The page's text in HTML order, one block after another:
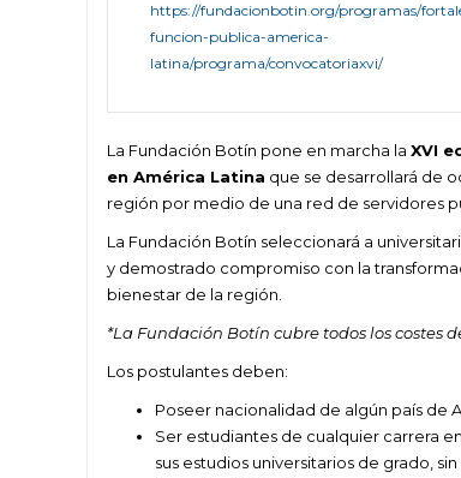
https://fundacionbotin.org/programas/
funcion-publica-america-
latina/programa/convocatoriaxvi/
La Fundación Botín pone en marcha la XVI
en América Latina que se desarrollará de
región por medio de una red de servidores
La Fundación Botín seleccionará a
y demostrado compromiso con la
bienestar de la región.
*La Fundación Botín cubre todos los
Los postulantes deben:
Poseer nacionalidad de algún país de
Ser estudiantes de cualquier carrera
sus estudios universitarios de grado,